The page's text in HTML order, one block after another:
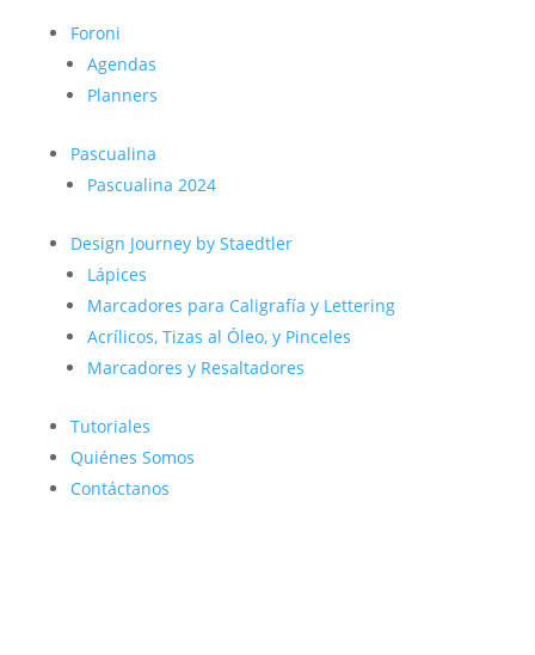
Foroni
Agendas
Planners
Pascualina
Pascualina 2024
Design Journey by Staedtler
Lápices
Marcadores para Caligrafía y Lettering
Acrílicos, Tizas al Óleo, y Pinceles
Marcadores y Resaltadores
Tutoriales
Quiénes Somos
Contáctanos